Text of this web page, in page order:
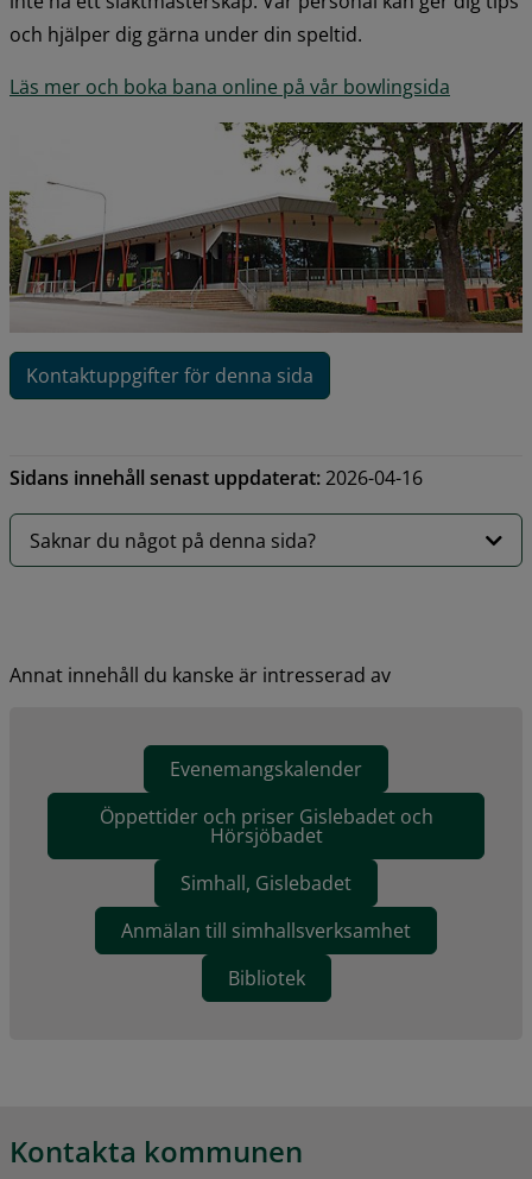
och hjälper dig gärna under din speltid.
Läs mer och boka bana online på vår bowlingsida
Kontaktuppgifter för denna sida
Sidans innehåll senast uppdaterat:2026-04-16
Saknar du något på denna sida?
Annat innehåll du kanske är intresserad av
Evenemangskalender
Öppettider och priser Gislebadet och
Hörsjöbadet
Simhall, Gislebadet
Anmälan till simhallsverksamhet
Bibliotek
Kontakta kommunen